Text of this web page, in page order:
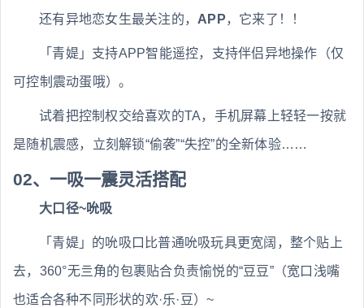
还有异地恋女生最关注的， APP，它来了！！
「青媞」支持APP智能遥控，支持伴侣异地操作（仅
可控制震动蛋哦）。
试着把控制权交给喜欢的TA，手机屏幕上轻轻一按就
是随机震感，立刻解锁“偷袭”“失控”的全新体验……
02、一吸一震灵活搭配
大口径~吮吸
「青媞」的吮吸口比普通吮吸玩具更宽阔，整个贴上
去，360°无亖角的包裹贴合负责愉悦的“豆豆”（宽口浅嘴
也适合各种不同形状的欢·乐·豆）~